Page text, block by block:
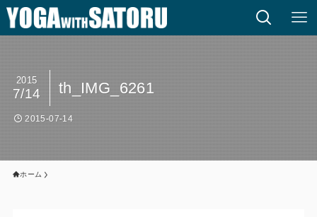
th_IMG_6261
2015
7/14
2015-07-14
ホーム